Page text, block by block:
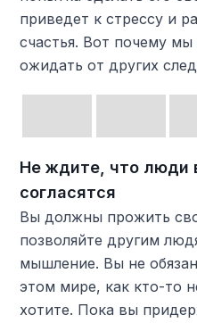
приведет к стрессу и
счастья. Вот почему
ожидать от других
Не ждите, что люди
согласятся
Вы должны прожить
позволяйте другим
мышление. Вы не
этом мире, как кто-то
хотите. Пока вы